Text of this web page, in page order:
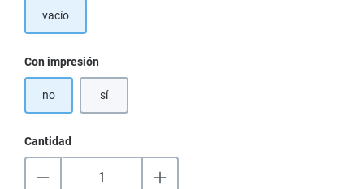
vacío
Seleccione
Con impresión
no sí
Cantidad